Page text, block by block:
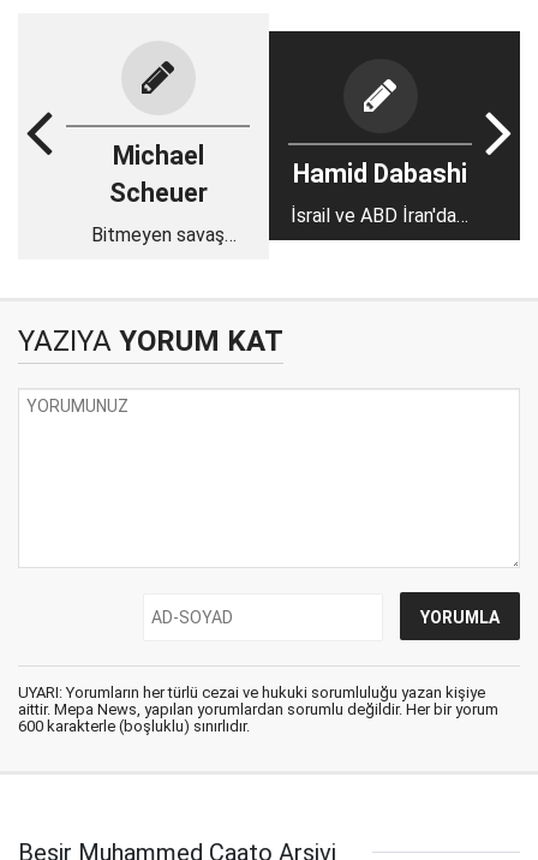
Michael
Scheuer
Bitmeyen savaş
Hamid Dabashi
İsrail ve ABD İran'daki
protestoları nasıl
YAZIYA YORUM KAT
UYARI: Yorumların her türlü cezai ve hukuki sorumluluğu yazan kişiye
aittir. Mepa News, yapılan yorumlardan sorumlu değildir. Her bir yorum
600 karakterle (boşluklu) sınırlıdır.
Beşir Muhammed Caato Arşivi